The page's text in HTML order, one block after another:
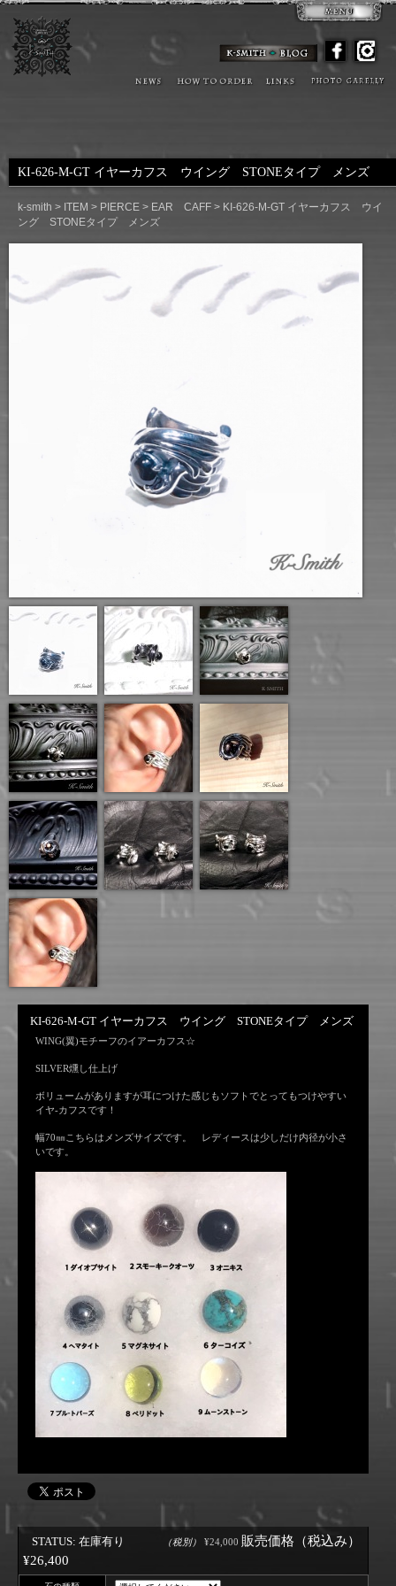
KI-626-M-GT イヤーカフス ウイング STONEタイプ メンズ
k-smith > ITEM > PIERCE > EAR CAFF > KI-626-M-GT イヤーカフス ウイ
ング STONEタイプ メンズ
KI-626-M-GT イヤーカフス ウイング STONEタイプ メンズ
WING(翼)モチーフのイアーカフス☆
SILVER燻し仕上げ
ボリュームがありますが耳につけた感じもソフトでとってもつけやすい
イヤ-カフスです！
幅70㎜こちらはメンズサイズです。 レディースは少しだけ内径が小さ
いです。
STATUS: 在庫有り （税別） ¥24,000 販売価格（税込み）
¥26,400